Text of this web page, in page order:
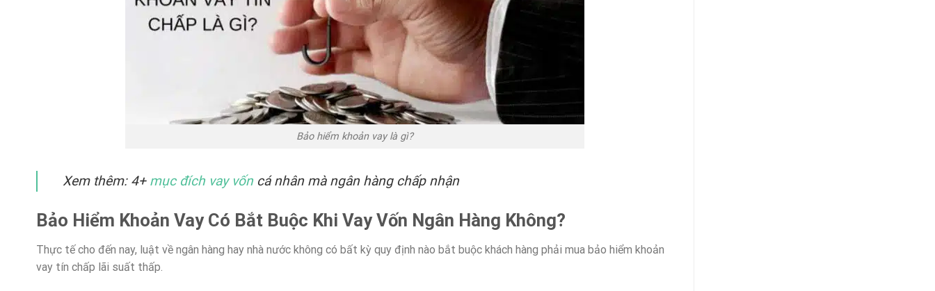
Bảo hiểm khoản vay là gì?
Xem thêm: 4+ mục đích vay vốn cá nhân mà ngân hàng chấp nhận
Bảo Hiểm Khoản Vay Có Bắt Buộc Khi Vay Vốn Ngân Hàng Không?
Thực tế cho đến nay, luật về ngân hàng hay nhà nước không có bất kỳ quy định nào bắt buộc khách hàng phải mua bảo hiểm khoản
vay tín chấp lãi suất thấp.